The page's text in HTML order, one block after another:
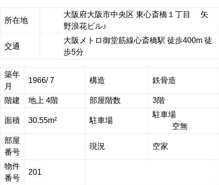
所在地
大阪府大阪市中央区 東心斎橋１丁目 矢
野浪花ビル♪
交通
大阪メトロ御堂筋線心斎橋駅 徒歩400m 徒
歩5分
築年
月
1966/ 7 構造 鉄骨造
階建 地上 4階 部屋階数 3階
面積 30.55m² 駐車場
駐車場
空無
部屋
番号
現況 空家
物件
番号
201